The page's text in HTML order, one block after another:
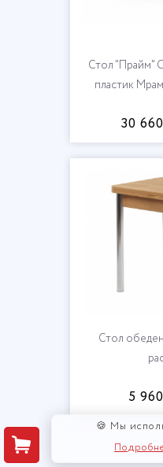
Стол "Прайм"
пластик
30
Стол
5
🍪 Мы